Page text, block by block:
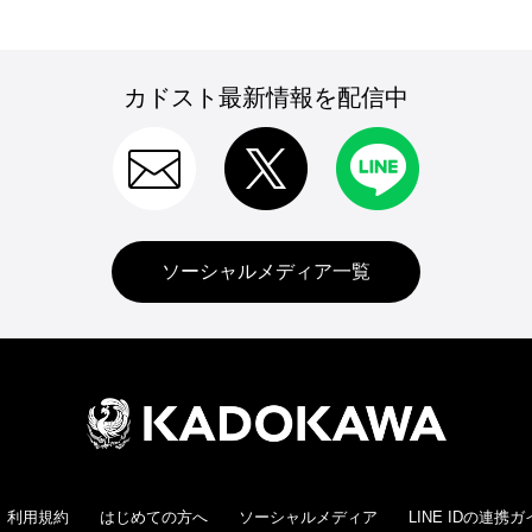
カドスト最新情報を配信中
ソーシャルメディア一覧
利用規約 はじめての方へ ソーシャルメディア LINE IDの連携ガ